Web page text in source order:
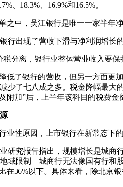
、18.3%、16.9%和16.5%。
中，吴江银行是唯一一家半年净
出现了营收下滑与净利润增长的
分离，银行业整体营业收入要保
了银行的营收，但另一方面更
少了七八成之多。税金降幅最大
附加”后，上半年该科目的税费
性原因，上市银行在新常态下的
究报告指出，规模增长是城商行
域限制，城商行无法像国有行和
在36%以下。具体来看，除北京